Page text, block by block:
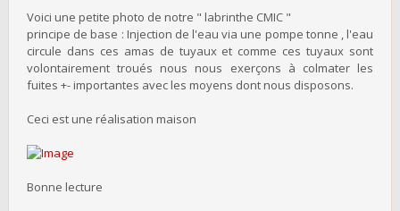
Voici une petite photo de notre " labrinthe CMIC "
principe de base : Injection de l'eau via une pompe tonne , l'eau
circule dans ces amas de tuyaux et comme ces tuyaux sont
volontairement troués nous nous exerçons à colmater les
fuites +- importantes avec les moyens dont nous disposons.
Ceci est une réalisation maison
Bonne lecture